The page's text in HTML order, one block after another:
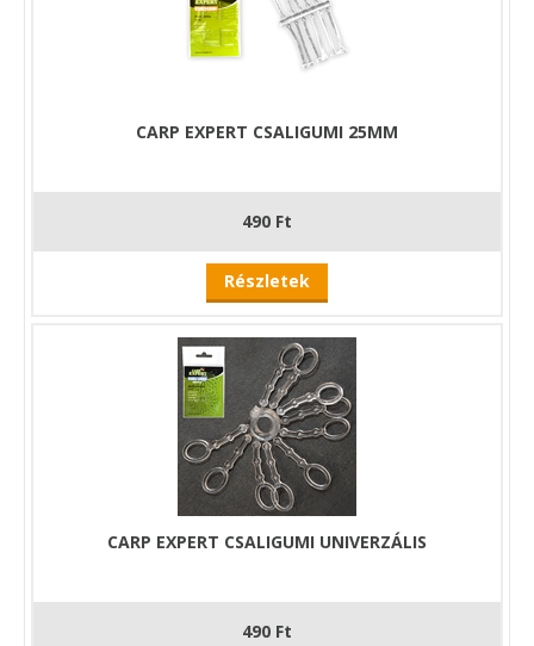
CARP EXPERT CSALIGUMI 25MM
490 Ft
Részletek
CARP EXPERT CSALIGUMI UNIVERZÁLIS
490 Ft